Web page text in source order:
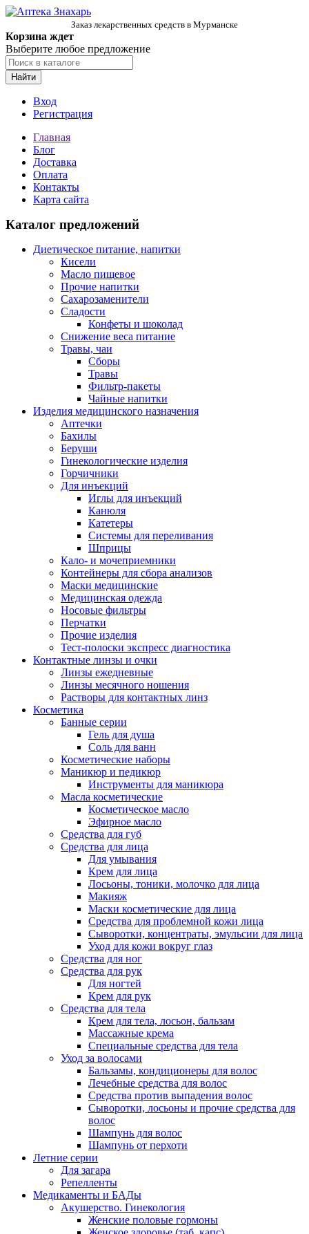
Заказ лекарственных средств в Мурманске
Корзина ждет
Выберите любое предложение
Найти
Вход
Регистрация
Главная
Блог
Доставка
Оплата
Контакты
Карта сайта
Каталог предложений
Диетическое питание, напитки
Кисели
Масло пищевое
Прочие напитки
Сахарозаменители
Сладости
Конфеты и шоколад
Снижение веса питание
Травы, чаи
Сборы
Травы
Фильтр-пакеты
Чайные напитки
Изделия медицинского назначения
Аптечки
Бахилы
Беруши
Гинекологические изделия
Горчичники
Для инъекций
Иглы для инъекций
Канюля
Катетеры
Системы для переливания
Шприцы
Кало- и мочеприемники
Контейнеры для сбора анализов
Маски медицинские
Медицинская одежда
Носовые фильтры
Перчатки
Прочие изделия
Тест-полоски экспресс диагностика
Контактные линзы и очки
Линзы ежедневные
Линзы месячного ношения
Растворы для контактных линз
Косметика
Банные серии
Гель для душа
Соль для ванн
Косметические наборы
Маникюр и педикюр
Инструменты для маникюра
Масла косметические
Косметическое масло
Эфирное масло
Средства для губ
Средства для лица
Для умывания
Крем для лица
Лосьоны, тоники, молочко для лица
Макияж
Маски косметические для лица
Средства для проблемной кожи лица
Сыворотки, концентраты, эмульсии для лица
Уход для кожи вокруг глаз
Средства для ног
Средства для рук
Для ногтей
Крем для рук
Средства для тела
Крем для тела, лосьон, бальзам
Массажные крема
Специальные средства для тела
Уход за волосами
Бальзамы, кондиционеры для волос
Лечебные средства для волос
Средства против выпадения волос
Сыворотки, лосьоны и прочие средства для
волос
Шампунь для волос
Шампунь от перхоти
Летние серии
Для загара
Репелленты
Медикаменты и БАДы
Акушерство. Гинекология
Женские половые гормоны